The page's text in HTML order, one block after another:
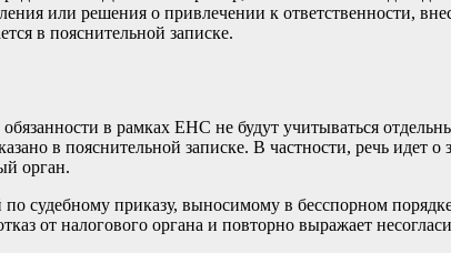
или решения о привлечении к ответственности,
в пояснительной записке.
в рамках ЕНС не будут учитываться
в пояснительной записке. В частности, речь идет
орган.
по судебному приказу, выносимому в бесспорном
от налогового органа и повторно выражает